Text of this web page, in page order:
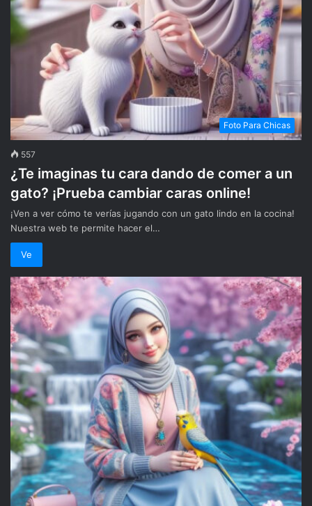
Foto Para Chicas
557
¿Te imaginas tu cara dando de comer a un
gato? ¡Prueba cambiar caras online!
¡Ven a ver cómo te verías jugando con un gato lindo en la cocina!
Nuestra web te permite hacer el…
Ve